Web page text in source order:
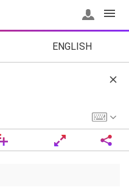
ENGLISH